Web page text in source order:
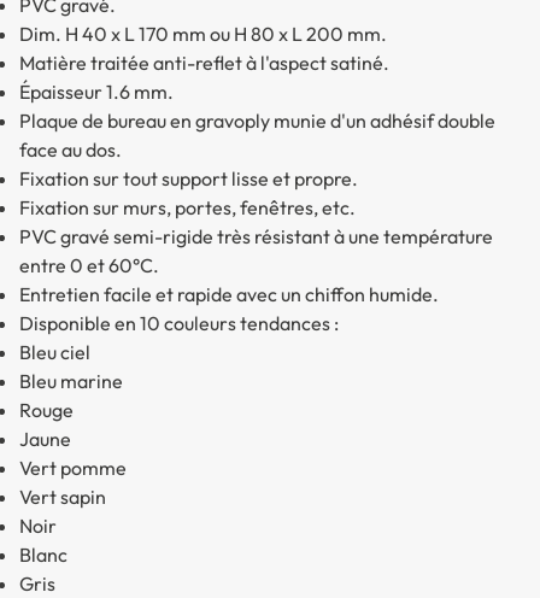
Dim. H 40 x L 170 mm ou H 80 x L 200 mm.
Matière traitée anti-reflet à l'aspect satiné.
Épaisseur 1.6 mm.
Plaque de bureau en gravoply munie d'un adhésif double
face au dos.
Fixation sur tout support lisse et propre.
Fixation sur murs, portes, fenêtres, etc.
PVC gravé semi-rigide très résistant à une température
entre 0 et 60°C.
Entretien facile et rapide avec un chiffon humide.
Disponible en 10 couleurs tendances :
Bleu ciel
Bleu marine
Rouge
Jaune
Vert pomme
Vert sapin
Noir
Blanc
Gris